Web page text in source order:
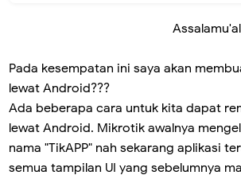
Pada kesempatan ini saya akan
lewat Android???
Ada beberapa cara untuk kita dapat
lewat Android. Mikrotik awalnya
nama "TikAPP" nah sekarang aplikasi
semua tampilan UI yang sebelumnya